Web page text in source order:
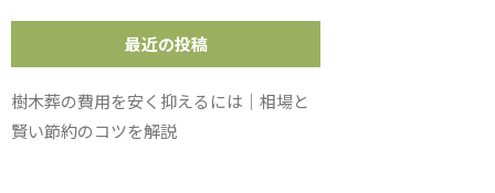
最近の投稿
樹木葬の費用を安く抑えるには｜相場と
賢い節約のコツを解説